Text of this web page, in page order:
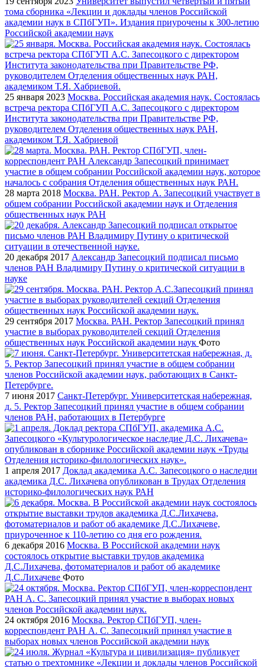
тома сборника «Лекции и доклады членов Российской
академии наук в СПбГУП». Издания приурочены к 300-летию
Российской академии наук
25 января 2023 Москва. Российская академия наук. Состоялась
встреча ректора СПбГУП А.С. Запесоцкого с директором
Института законодательства при Правительстве РФ,
руководителем Отделения общественных наук РАН,
академиком Т.Я. Хабриевой
28 марта 2018 Москва. РАН. Ректор А. Запесоцкий участвует в
общем собрании Российской академии наук и Отделения
общественных наук РАН
20 декабря 2017 Александр Запесоцкий подписал письмо
членов РАН Владимиру Путину о критической ситуации в
науке
29 сентября 2017 Москва. РАН. Ректор Запесоцкий принял
участие в выборах руководителей секций Отделения
общественных наук Российской академии наук Фото
7 июня 2017 Санкт-Петербург. Университетская набережная,
д. 5. Ректор Запесоцкий принял участие в общем собрании
членов РАН, работающих в Петербурге
1 апреля 2017 Доклад академика А.С. Запесоцкого о наследии
академика Д.С. Лихачева опубликован в Трудах Отделения
историко-филологических наук РАН
6 декабря 2016 Москва. В Российской академии наук
состоялось открытие выставки трудов академика
Д.С.Лихачева, фотоматериалов и работ об академике
Д.С.Лихачеве Фото
24 октября 2016 Москва. Ректор СПбГУП, член-
корреспондент РАН А. С. Запесоцкий принял участие в
выборах новых членов Российской академии наук